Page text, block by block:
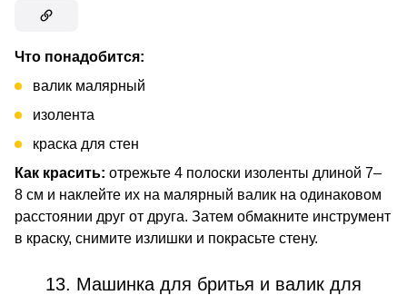
Что понадобится:
валик малярный
изолента
краска для стен
Как красить: отрежьте 4 полоски изоленты длиной 7–
8 см и наклейте их на малярный валик на одинаковом
расстоянии друг от друга. Затем обмакните инструмент
в краску, снимите излишки и покрасьте стену.
13. Машинка для бритья и валик для